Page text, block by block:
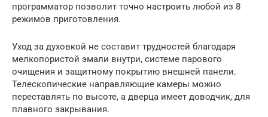
программатор позволит точно настроить любой из 8
режимов приготовления.
Уход за духовкой не составит трудностей благодаря
мелкопористой эмали внутри, системе парового
очищения и защитному покрытию внешней панели.
Телескопические направляющие камеры можно
переставлять по высоте, а дверца имеет доводчик, для
плавного закрывания.